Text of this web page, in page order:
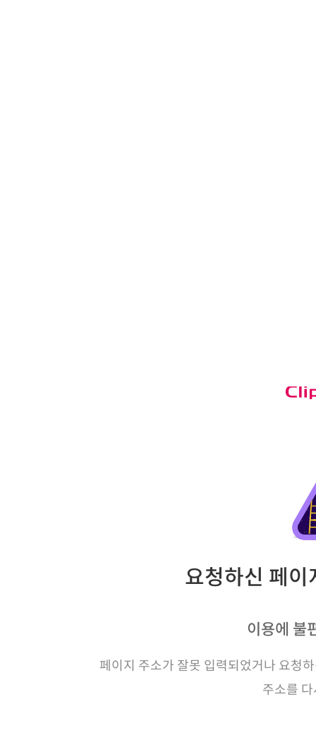
요청하신 페
이용에 불
페이지 주소가 잘못 입력되었거나 요청
주소를